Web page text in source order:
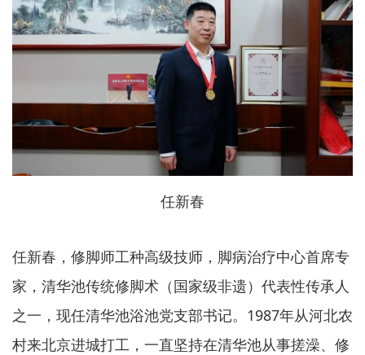
任新春
任新春，修脚师工种高级技师，脚病治疗中心首席专
家，清华池传统修脚术（国家级非遗）代表性传承人
之一，现任清华池浴池党支部书记。1987年从河北农
村来北京进城打工，一直坚持在清华池从事搓澡、修